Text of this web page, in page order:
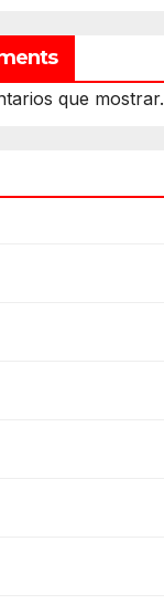
que mostrar.